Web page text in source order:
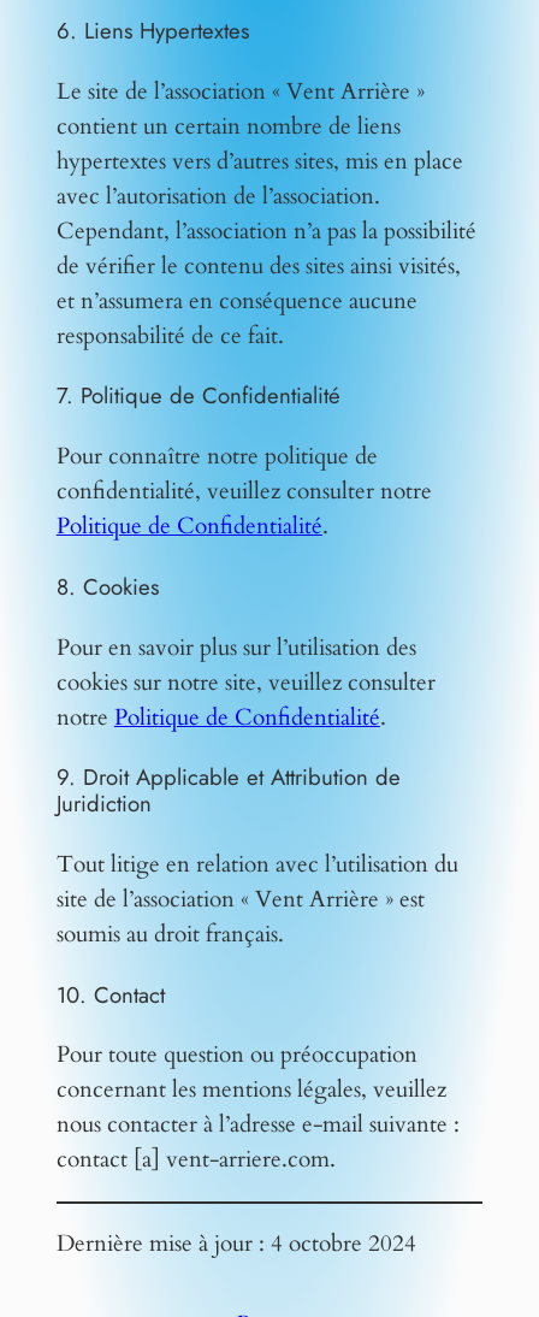
6. Liens Hypertextes
Le site de l’association « Vent Arrière »
contient un certain nombre de liens
hypertextes vers d’autres sites, mis en place
avec l’autorisation de l’association.
Cependant, l’association n’a pas la possibilité
de vérifier le contenu des sites ainsi visités,
et n’assumera en conséquence aucune
responsabilité de ce fait.
7. Politique de Confidentialité
Pour connaître notre politique de
confidentialité, veuillez consulter notre
Politique de Confidentialité.
8. Cookies
Pour en savoir plus sur l’utilisation des
cookies sur notre site, veuillez consulter
notre Politique de Confidentialité.
9. Droit Applicable et Attribution de
Juridiction
Tout litige en relation avec l’utilisation du
site de l’association « Vent Arrière » est
soumis au droit français.
10. Contact
Pour toute question ou préoccupation
concernant les mentions légales, veuillez
nous contacter à l’adresse e-mail suivante :
contact [a] vent-arriere.com.
Dernière mise à jour : 4 octobre 2024